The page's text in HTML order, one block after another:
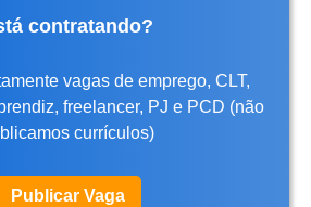
contratando?
vagas de emprego, CLT,
freelancer, PJ e PCD (não
currículos)
Publicar Vaga